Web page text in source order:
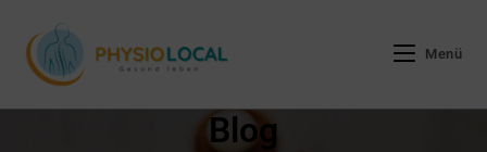
Inhalt
springen
Menü
Blog